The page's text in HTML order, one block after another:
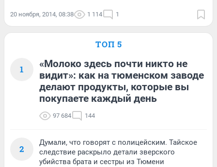
20 ноября, 2014, 08:38 1 114 1
ТОП 5
1
«Молоко здесь почти никто не
видит»: как на тюменском заводе
делают продукты, которые вы
покупаете каждый день
97 684 144
2
Думали, что говорят с полицейским. Тайское
следствие раскрыло детали зверского
убийства брата и сестры из Тюмени